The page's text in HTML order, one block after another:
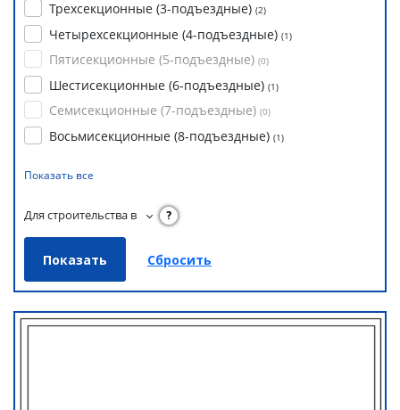
Трехсекционные (3-подъездные) (2)
Четырехсекционные (4-подъездные) (1)
Пятисекционные (5-подъездные) (0)
Шестисекционные (6-подъездные) (1)
Семисекционные (7-подъездные) (0)
Восьмисекционные (8-подъездные) (1)
Показать все
Для строительства в ?